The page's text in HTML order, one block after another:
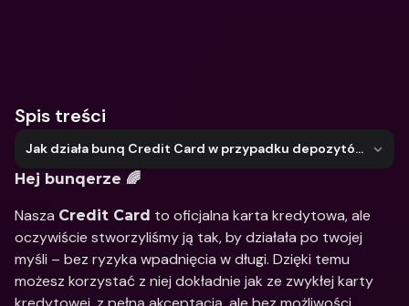
Spis treści
Jak działa bunq Credit Card w przypadku depozytów?
Hej bunqerze 🌈
Nasza Credit Card to oficjalna karta kredytowa, ale
oczywiście stworzyliśmy ją tak, by działała po twojej
myśli – bez ryzyka wpadnięcia w długi. Dzięki temu
możesz korzystać z niej dokładnie jak ze zwykłej karty